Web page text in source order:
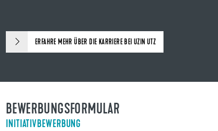
ERFAHRE MEHR ÜBER DIE KARRIERE BEI UZIN UTZ
BEWERBUNGSFORMULAR
INITIATIVBEWERBUNG